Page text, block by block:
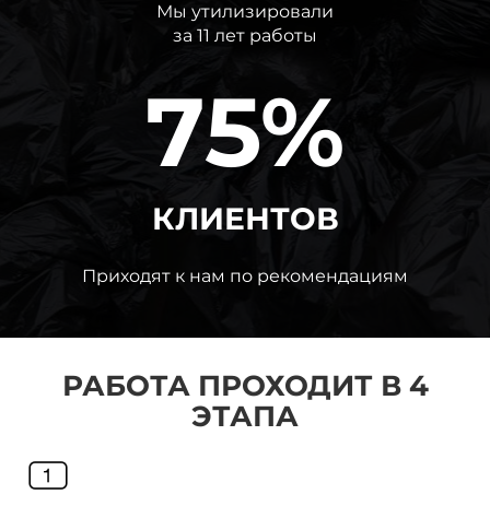
Мы утилизировали
за 11 лет работы
75%
КЛИЕНТОВ
Приходят к нам по рекомендациям
РАБОТА ПРОХОДИТ В 4
ЭТАПА